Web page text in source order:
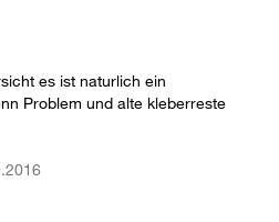
es ist naturlich ein
Problem und alte kleberreste